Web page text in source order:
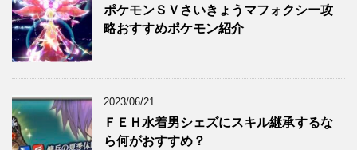
ポケモンＳＶさいきょうマフォクシー攻
略おすすめポケモン紹介
2023/06/21
ＦＥＨ水着男シェズにスキル継承するな
ら何がおすすめ？